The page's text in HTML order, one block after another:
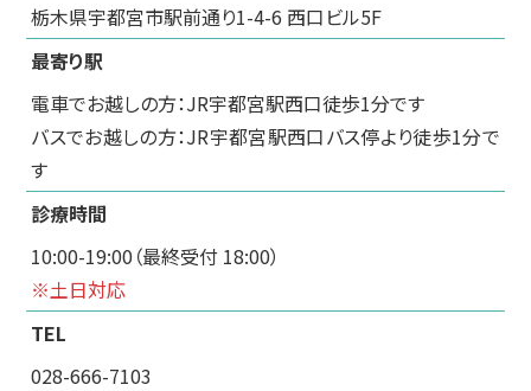
栃木県宇都宮市駅前通り1-4-6 西口ビル5F
最寄り駅
電車でお越しの方：JR宇都宮駅西口徒歩1分です
バスでお越しの方：JR宇都宮駅西口バス停より徒歩1分で
す
診療時間
10:00-19:00（最終受付 18:00）
※土日対応
TEL
028-666-7103